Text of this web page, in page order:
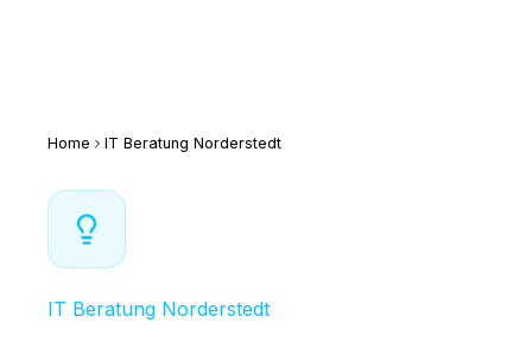
Home IT Beratung Norderstedt
IT Beratung Norderstedt